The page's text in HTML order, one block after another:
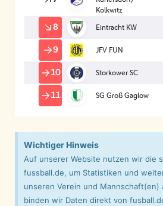
Wichtiger Hinweis
Auf unserer Website nutzen wir die
fussball.de, um Statistiken und
unseren Verein und Mannschaft(en)
binden wir Daten direkt von